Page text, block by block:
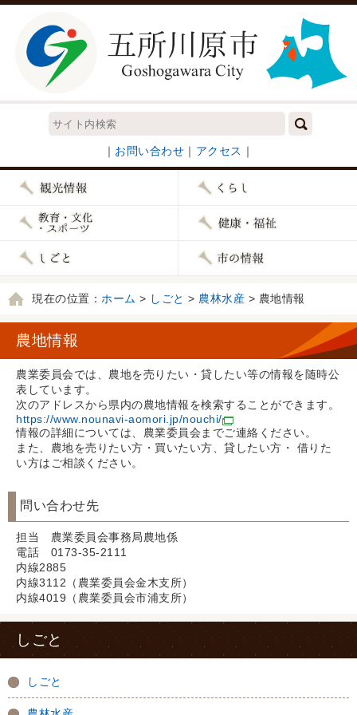
｜ お問い合わせ ｜ アクセス ｜
現在の位置： ホーム > しごと > 農林水産 > 農地情報
農地情報
農業委員会では、農地を売りたい・貸したい等の情報を随時公
表しています。
次のアドレスから県内の農地情報を検索することができます。
https://www.nounavi-aomori.jp/nouchi/
情報の詳細については、農業委員会までご連絡ください。
また、農地を売りたい方・買いたい方、貸したい方・ 借りた
い方はご相談ください。
問い合わせ先
担当 農業委員会事務局農地係
電話 0173-35-2111
内線2885
内線3112（農業委員会金木支所）
内線4019（農業委員会市浦支所）
しごと
しごと